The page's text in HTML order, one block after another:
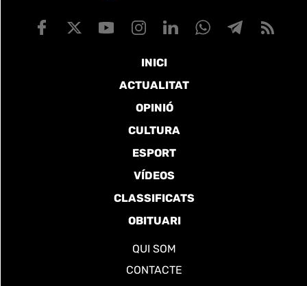
INICI
ACTUALITAT
OPINIÓ
CULTURA
ESPORT
VÍDEOS
CLASSIFICATS
OBITUARI
QUI SOM
CONTACTE